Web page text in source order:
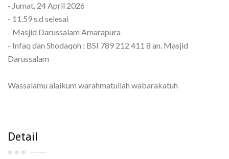
- Jumat, 24 April 2026
- 11.59 s.d selesai
- Masjid Darussalam Amarapura
- Infaq dan Shodaqoh : BSI 789 212 411 8 an. Masjid
Darussalam
Wassalamu alaikum warahmatullah wabarakatuh
Detail